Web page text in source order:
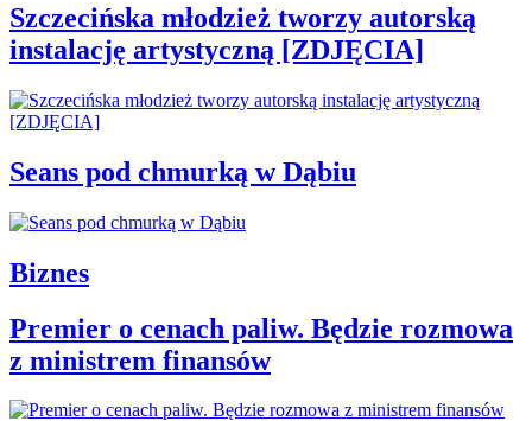
Szczecińska młodzież tworzy autorską
instalację artystyczną [ZDJĘCIA]
Seans pod chmurką w Dąbiu
Biznes
Premier o cenach paliw. Będzie rozmowa
z ministrem finansów